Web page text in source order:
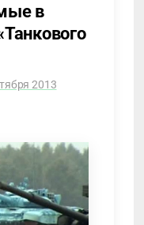
в
2013